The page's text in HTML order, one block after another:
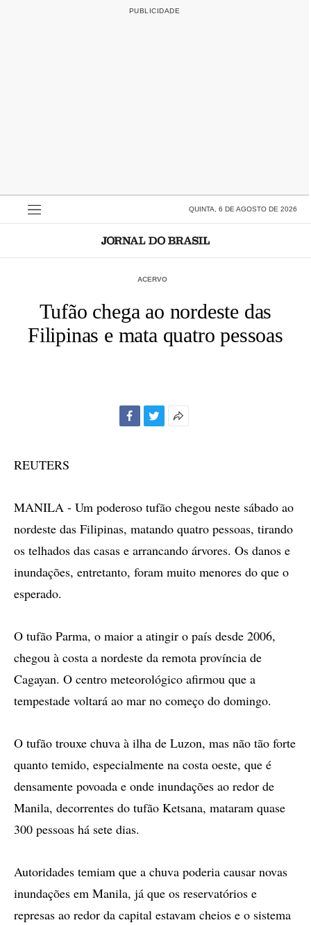
QUINTA, 6 DE AGOSTO DE 2026
ACERVO
Tufão chega ao nordeste das
Filipinas e mata quatro pessoas
REUTERS
MANILA - Um poderoso tufão chegou neste sábado ao
nordeste das Filipinas, matando quatro pessoas, tirando
os telhados das casas e arrancando árvores. Os danos e
inundações, entretanto, foram muito menores do que o
esperado.
O tufão Parma, o maior a atingir o país desde 2006,
chegou à costa a nordeste da remota província de
Cagayan. O centro meteorológico afirmou que a
tempestade voltará ao mar no começo do domingo.
O tufão trouxe chuva à ilha de Luzon, mas não tão forte
quanto temido, especialmente na costa oeste, que é
densamente povoada e onde inundações ao redor de
Manila, decorrentes do tufão Ketsana, mataram quase
300 pessoas há sete dias.
Autoridades temiam que a chuva poderia causar novas
inundações em Manila, já que os reservatórios e
represas ao redor da capital estavam cheios e o sistema